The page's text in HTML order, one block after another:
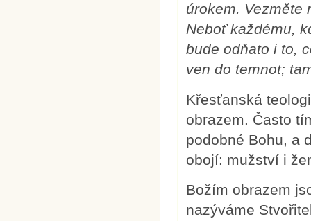
úrokem. Vezměte
Neboť každému,
bude odňato i to,
ven do temnot;
Křesťanská
obrazem. Často
podobné Bohu, a
obojí: mužství i
Božím obrazem
nazýváme